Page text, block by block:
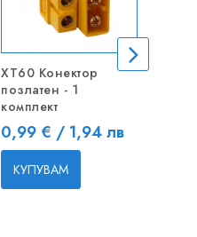
XT60 Конектор
позлатен - 1
комплект
Цена
0,99 € / 1,94 лв
КУПУВАМ
JST